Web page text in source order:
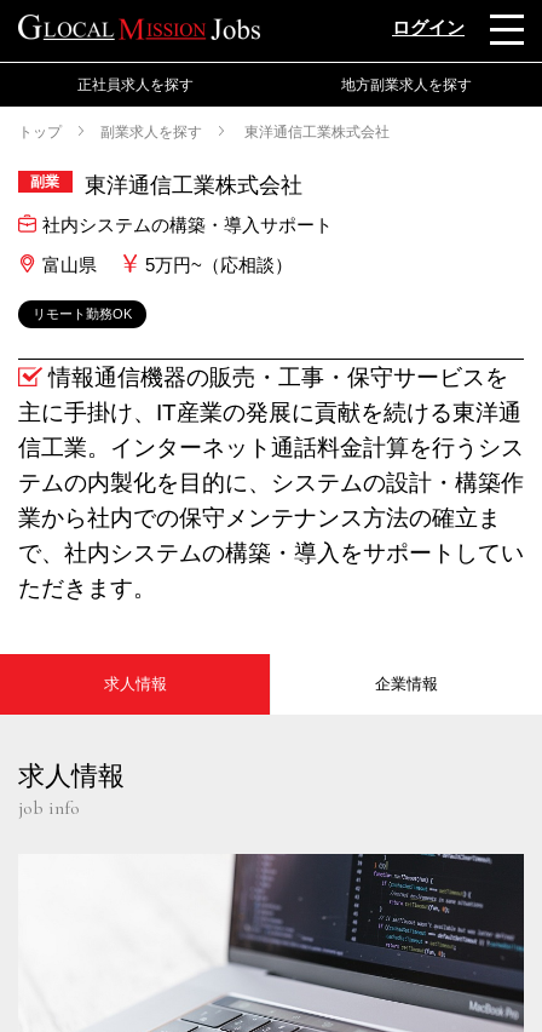
ログイン
正社員求人を探す 地方副業求人を探す
トップ 副業求人を探す 東洋通信工業株式会社
副業 東洋通信工業株式会社
社内システムの構築・導入サポート
富山県
5万円~（応相談）
リモート勤務OK
情報通信機器の販売・工事・保守サービスを
主に手掛け、IT産業の発展に貢献を続ける東洋通
信工業。インターネット通話料金計算を行うシス
テムの内製化を目的に、システムの設計・構築作
業から社内での保守メンテナンス方法の確立ま
で、社内システムの構築・導入をサポートしてい
ただきます。
求人情報 企業情報
求人情報
job info